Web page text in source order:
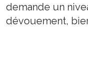
demande un
dévouement,